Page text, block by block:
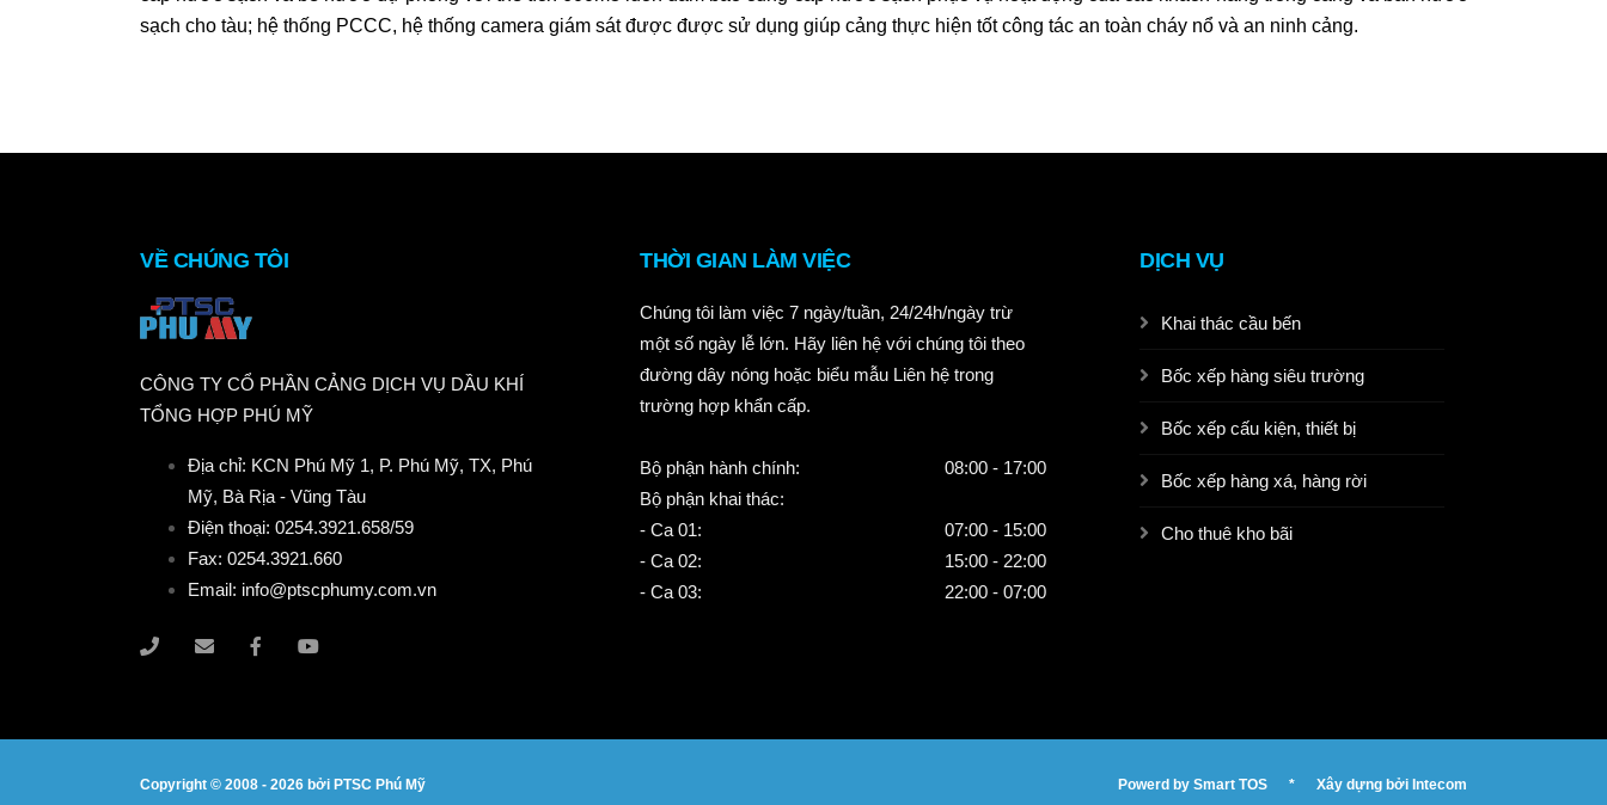
sạch cho tàu; hệ thống PCCC, hệ thống camera giám sát được được sử dụng giúp cảng thực hiện tốt công tác an toàn cháy nổ và an ninh cảng.
VỀ CHÚNG TÔI
CÔNG TY CỔ PHẦN CẢNG DỊCH VỤ DẦU KHÍ
TỔNG HỢP PHÚ MỸ
Địa chỉ: KCN Phú Mỹ 1, P. Phú Mỹ, TX, Phú
Mỹ, Bà Rịa - Vũng Tàu
Điện thoại: 0254.3921.658/59
Fax: 0254.3921.660
Email: info@ptscphumy.com.vn
THỜI GIAN LÀM VIỆC
Chúng tôi làm việc 7 ngày/tuần, 24/24h/ngày trừ
một số ngày lễ lớn. Hãy liên hệ với chúng tôi theo
đường dây nóng hoặc biểu mẫu Liên hệ trong
trường hợp khẩn cấp.
Bộ phận hành chính:
08:00 - 17:00
Bộ phận khai thác:
- Ca 01:
07:00 - 15:00
- Ca 02:
15:00 - 22:00
- Ca 03:
22:00 - 07:00
DỊCH VỤ
Khai thác cầu bến
Bốc xếp hàng siêu trường
Bốc xếp cấu kiện, thiết bị
Bốc xếp hàng xá, hàng rời
Cho thuê kho bãi
Copyright © 2008 - 2026 bởi PTSC Phú Mỹ Powerd by Smart TOS * Xây dựng bởi Intecom